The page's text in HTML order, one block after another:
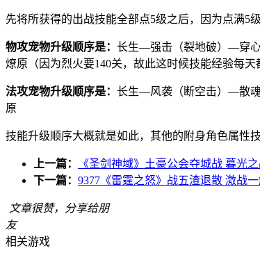
先将所获得的出战技能全部点5级之后，因为点满5
物攻宠物升级顺序是： 长生—强击（裂地破）—穿
燎原（因为烈火要140关，故此这时候技能经验每天
法攻宠物升级顺序是： 长生—风袭（断空击）—散
原
技能升级顺序大概就是如此，其他的附身角色属性
上一篇：
《圣剑神域》土豪公会夺城战 暮光
下一篇： 9377《雷霆之怒》战五渣退散 激战
文章很赞，分享给朋
友
相关游戏